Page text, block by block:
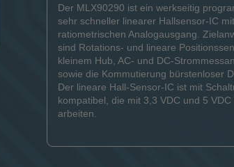
Der MLX90290 ist ein werkseitig
sehr schneller linearer Hallsensor-IC
ratiometrischen Analogausgang.
sind Rotations- und lineare
kleinem Hub, AC- und DC-
sowie die Kommutierung bürstenloser
Der lineare Hall-Sensor-IC ist mit
kompatibel, die mit 3,3 VDC und 5 VDC
arbeiten.